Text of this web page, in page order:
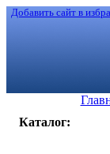
Добавить сайт в
Каталог: